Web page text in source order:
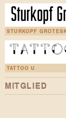
STURKOPF
TATTOO U
MITGLIED